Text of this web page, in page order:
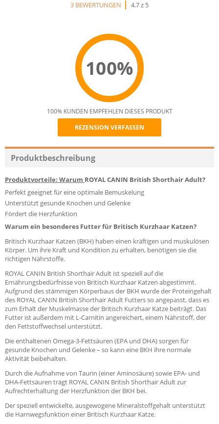
3 BEWERTUNGEN
4.7 z 5
100%
Recommend
100% KUNDEN EMPFEHLEN DIESES PRODUKT
REZENSION VERFASSEN
Produktbeschreibung
Produktvorteile: Warum ROYAL CANIN British Shorthair Adult?
Perfekt geeignet für eine optimale Bemuskelung
Unterstützt gesunde Knochen und Gelenke
Fördert die Herzfunktion
Warum ein besonderes Futter für Britisch Kurzhaar Katzen?
Britisch Kurzhaar Katzen (BKH) haben einen kräftigen und muskulösen
Körper. Um ihre Kraft und Kondition zu erhalten, benötigen sie die
richtigen Nährstoffe.
ROYAL CANIN British Shorthair Adult ist speziell auf die
Ernährungsbedürfnisse von Britisch Kurzhaar Katzen abgestimmt.
Aufgrund des stämmigen Körperbaus der BKH wurde der Proteingehalt
des ROYAL CANIN British Shorthair Adult Futters so angepasst, dass es
zum Erhalt der Muskelmasse der Britisch Kurzhaar Katze beiträgt. Das
Futter ist außerdem mit L-Carnitin angereichert, einem Nährstoff, der
den Fettstoffwechsel unterstützt.
Die enthaltenen Omega-3-Fettsäuren (EPA und DHA) sorgen für
gesunde Knochen und Gelenke – so kann eine BKH ihre normale
Aktivität beibehalten.
Durch die Aufnahme von Taurin (einer Aminosäure) sowie EPA- und
DHA-Fettsäuren trägt ROYAL CANIN British Shorthair Adult zur
Aufrechterhaltung der Herzfunktion der BKH bei.
Der speziell entwickelte, ausgewogene Mineralstoffgehalt unterstützt
die Harnwegsfunktion einer Britisch Kurzhaar Katze.